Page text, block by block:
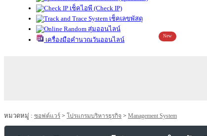
เช็คไอพี (Check IP)
เช็คเลขพัสดุ
สุ่มออนไลน์
เครื่องมือคำนวณวันออนไลน์
New
หมวดหมู่ : ซอฟต์แวร์ > โปรแกรมบริหารธุรกิจ > Management System